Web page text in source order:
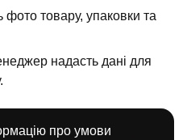
фото товару, упаковки та
надасть дані для
про умови